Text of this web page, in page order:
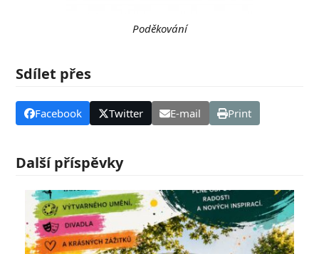
Poděkování
Sdílet přes
Facebook Twitter E-mail Print
Další příspěvky